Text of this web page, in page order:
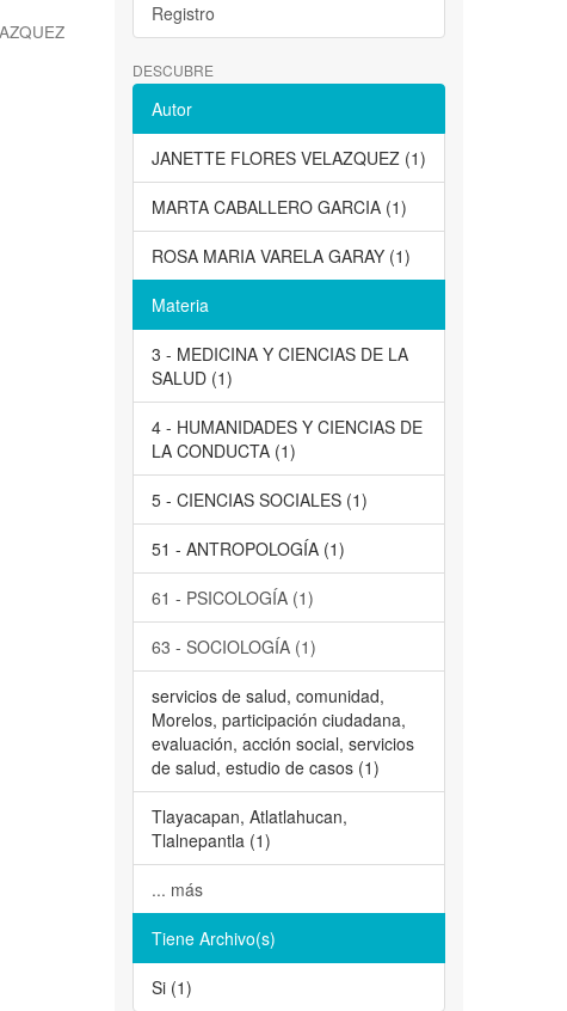
Registro
DESCUBRE
Autor
JANETTE FLORES VELAZQUEZ (1)
MARTA CABALLERO GARCIA (1)
ROSA MARIA VARELA GARAY (1)
Materia
3 - MEDICINA Y CIENCIAS DE LA
SALUD (1)
4 - HUMANIDADES Y CIENCIAS DE
LA CONDUCTA (1)
5 - CIENCIAS SOCIALES (1)
51 - ANTROPOLOGÍA (1)
61 - PSICOLOGÍA (1)
63 - SOCIOLOGÍA (1)
servicios de salud, comunidad,
Morelos, participación ciudadana,
evaluación, acción social, servicios
de salud, estudio de casos (1)
Tlayacapan, Atlatlahucan,
Tlalnepantla (1)
... más
Tiene Archivo(s)
Si (1)